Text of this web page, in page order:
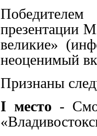
презентации
великие»
неоценимый
Признаны
I место -